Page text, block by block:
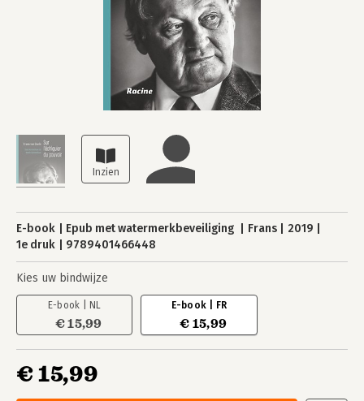
E-book Epub met watermerkbeveiliging Frans
2019
1e druk
9789401466448
Kies uw bindwijze
E-book | NL
€ 15,99
E-book | FR
€ 15,99
€ 15,99